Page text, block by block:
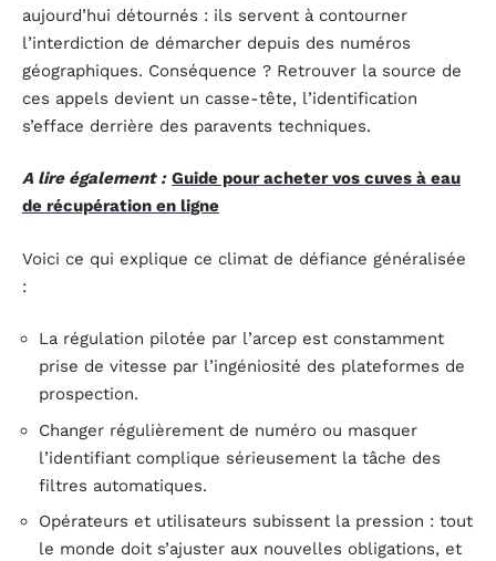
aujourd’hui détournés : ils servent à contourner
l’interdiction de démarcher depuis des numéros
géographiques. Conséquence ? Retrouver la source de
ces appels devient un casse-tête, l’identification
s’efface derrière des paravents techniques.
A lire également : Guide pour acheter vos cuves à eau
de récupération en ligne
Voici ce qui explique ce climat de défiance généralisée
:
La régulation pilotée par l’arcep est constamment
prise de vitesse par l’ingéniosité des plateformes de
prospection.
Changer régulièrement de numéro ou masquer
l’identifiant complique sérieusement la tâche des
filtres automatiques.
Opérateurs et utilisateurs subissent la pression : tout
le monde doit s’ajuster aux nouvelles obligations, et